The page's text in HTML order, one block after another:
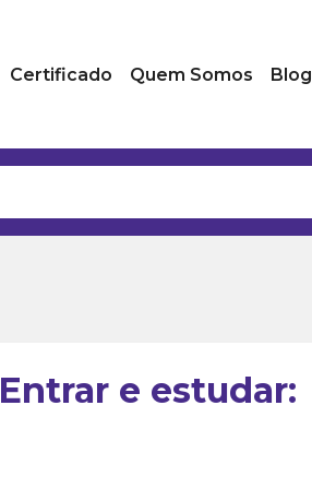
Certificado Quem Somos Blog
Entrar e estudar: